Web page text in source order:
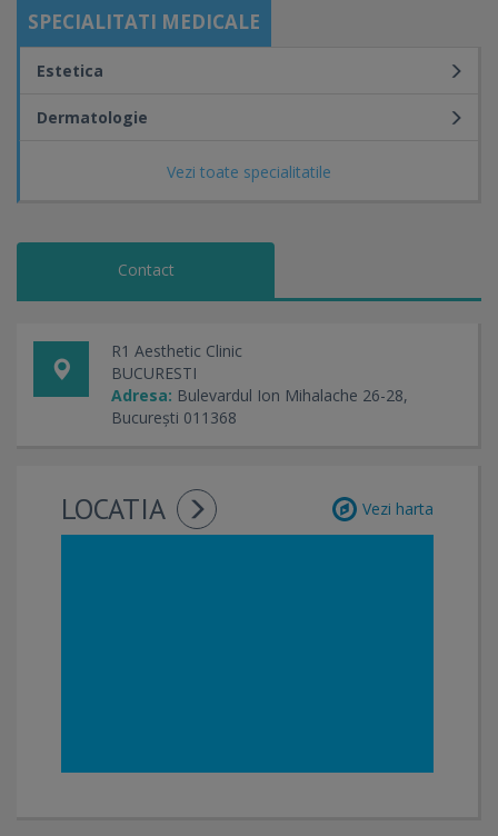
SPECIALITATI MEDICALE
Vezi toate specialitatile
Estetica
Dermatologie
Contact
R1 Aesthetic Clinic
BUCURESTI
Adresa: Bulevardul Ion Mihalache 26-28,
București 011368
LOCATIA Vezi harta